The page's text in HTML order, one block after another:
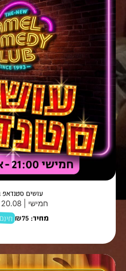
עושים
חמישי | 20.08 | 21:00
מחיר: ₪75